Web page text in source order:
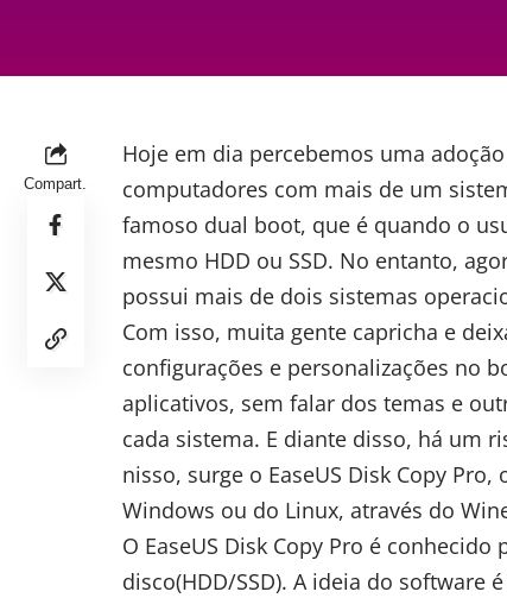
Compart.
Hoje em dia percebemos uma
computadores com mais de um
famoso dual boot, que é quando o
mesmo HDD ou SSD. No entanto,
possui mais de dois sistemas
Com isso, muita gente capricha e
configurações e personalizações no
aplicativos, sem falar dos temas e
cada sistema. E diante disso, há um
nisso, surge o EaseUS Disk Copy Pro,
Windows ou do Linux, através do
O EaseUS Disk Copy Pro é conhecido
disco(HDD/SSD). A ideia do software